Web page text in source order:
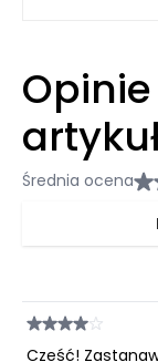
Średnia ocena
Cześć!